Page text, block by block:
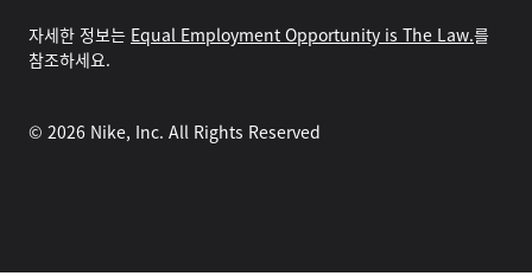
자세한 정보는 Equal Employment Opportunity is The Law.를
참조하세요.
© 2026 Nike, Inc. All Rights Reserved